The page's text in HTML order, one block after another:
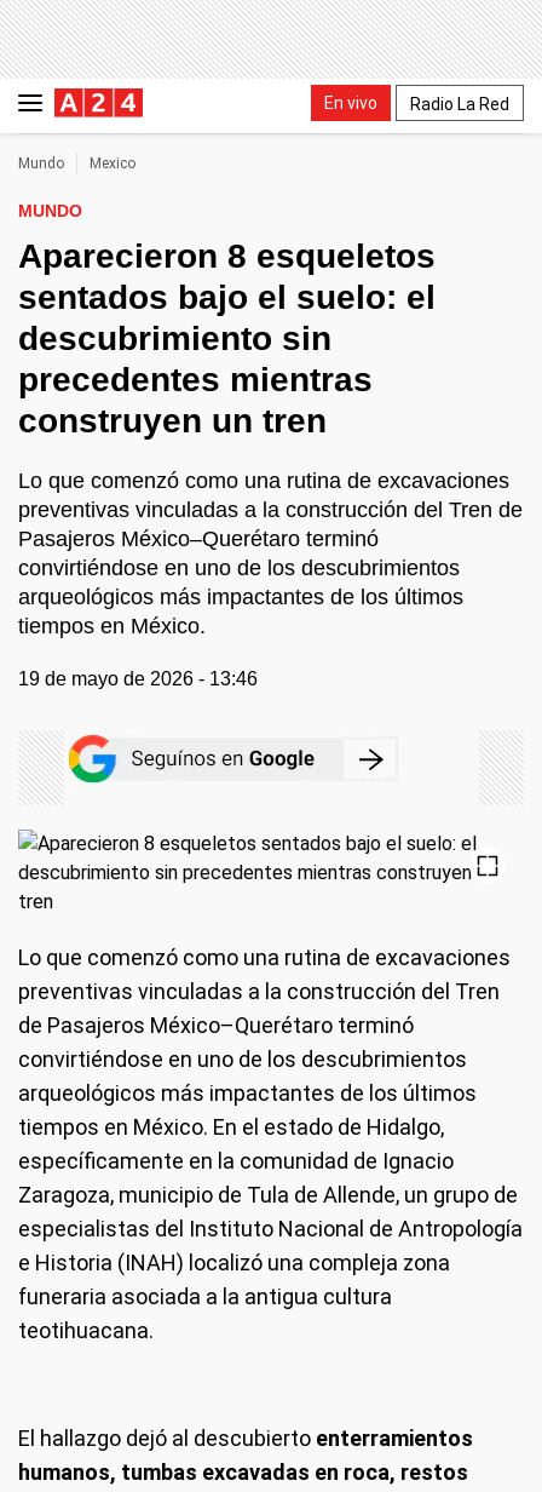
En vivo Radio La Red
Mundo Mexico
MUNDO
Aparecieron 8 esqueletos
sentados bajo el suelo: el
descubrimiento sin
precedentes mientras
construyen un tren
Lo que comenzó como una rutina de excavaciones
preventivas vinculadas a la construcción del Tren de
Pasajeros México–Querétaro terminó
convirtiéndose en uno de los descubrimientos
arqueológicos más impactantes de los últimos
tiempos en México.
19 de mayo de 2026 - 13:46
Lo que comenzó como una rutina de excavaciones
preventivas vinculadas a la construcción del Tren
de Pasajeros México–Querétaro terminó
convirtiéndose en uno de los descubrimientos
arqueológicos más impactantes de los últimos
tiempos en México. En el estado de Hidalgo,
específicamente en la comunidad de Ignacio
Zaragoza, municipio de Tula de Allende, un grupo de
especialistas del Instituto Nacional de Antropología
e Historia (INAH) localizó una compleja zona
funeraria asociada a la antigua cultura
teotihuacana.
El hallazgo dejó al descubierto enterramientos
humanos, tumbas excavadas en roca, restos